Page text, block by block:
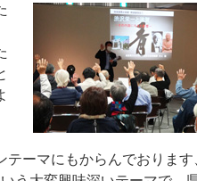
ーマにもからんでおります